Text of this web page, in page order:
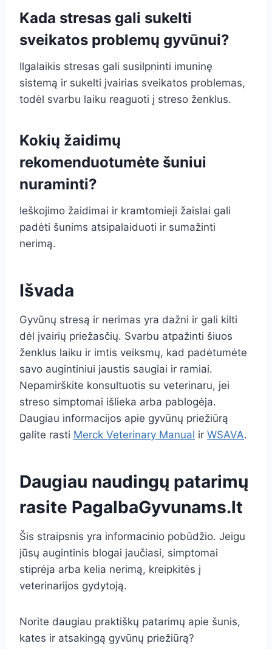
Kada stresas gali sukelti
sveikatos problemų gyvūnui?
Ilgalaikis stresas gali susilpninti imuninę
sistemą ir sukelti įvairias sveikatos problemas,
todėl svarbu laiku reaguoti į streso ženklus.
Kokių žaidimų
rekomenduotumėte šuniui
nuraminti?
Ieškojimo žaidimai ir kramtomieji žaislai gali
padėti šunims atsipalaiduoti ir sumažinti
nerimą.
Išvada
Gyvūnų stresą ir nerimas yra dažni ir gali kilti
dėl įvairių priežasčių. Svarbu atpažinti šiuos
ženklus laiku ir imtis veiksmų, kad padėtumėte
savo augintiniui jaustis saugiai ir ramiai.
Nepamirškite konsultuotis su veterinaru, jei
streso simptomai išlieka arba pablogėja.
Daugiau informacijos apie gyvūnų priežiūrą
galite rasti Merck Veterinary Manual ir WSAVA.
Daugiau naudingų patarimų
rasite PagalbaGyvunams.lt
Šis straipsnis yra informacinio pobūdžio. Jeigu
jūsų augintinis blogai jaučiasi, simptomai
stiprėja arba kelia nerimą, kreipkitės į
veterinarijos gydytoją.
Norite daugiau praktiškų patarimų apie šunis,
kates ir atsakingą gyvūnų priežiūrą?